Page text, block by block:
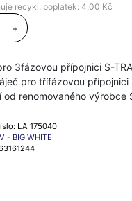
recykl. poplatek: 4,00 Kč
+
3fázovou přípojnici S-
pro třífázovou přípojnici
od renomovaného výrobce
LA 175040
- BIG WHITE